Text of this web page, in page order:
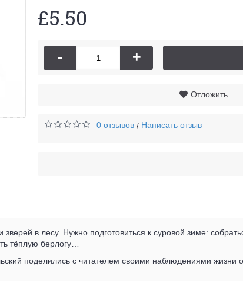
£5.50
- +
Отложить
0 отзывов / Написать отзыв
в лесу. Нужно подготовиться к суровой зиме:
тёплую берлогу…
поделились с читателем своими наблюдениями жизни